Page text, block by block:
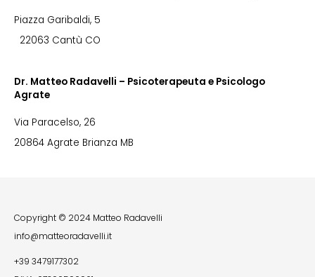
Piazza Garibaldi, 5
22063 Cantù CO
Dr. Matteo Radavelli – Psicoterapeuta e Psicologo
Agrate
Via Paracelso, 26
20864 Agrate Brianza MB
Copyright © 2024 Matteo Radavelli
info@matteoradavelli.it
+39 3479177302